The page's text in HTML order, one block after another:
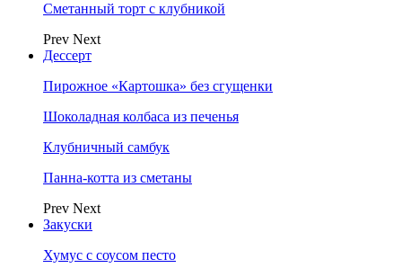
Сметанный торт с клубникой
Prev Next
Дессерт
Пирожное «Картошка» без сгущенки
Шоколадная колбаса из печенья
Клубничный самбук
Панна-котта из сметаны
Prev Next
Закуски
Хумус с соусом песто